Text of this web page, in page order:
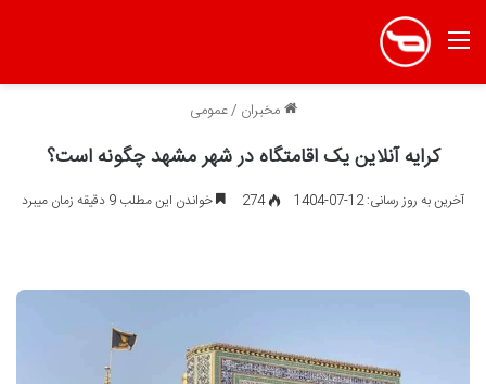
منو
مخبران /عمومی
کرایه آنلاین یک اقامتگاه در شهر مشهد چگونه است؟
آخرین به روز رسانی: 12-07-1404 274 خواندن این مطلب 9 دقیقه زمان میبرد